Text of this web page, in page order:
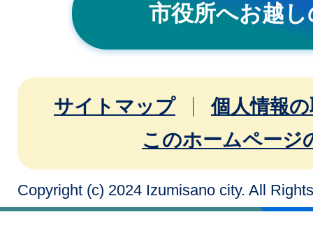
市役所へお越
サイトマップ
個人情報
このホームページ
Copyright (c) 2024 Izumisano city. All